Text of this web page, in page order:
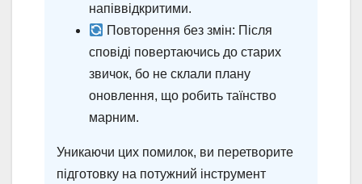
напіввідкритими.
Повторення без змін: Після
сповіді повертаючись до старих
звичок, бо не склали плану
оновлення, що робить таїнство
марним.
Уникаючи цих помилок, ви перетворите
підготовку на потужний інструмент